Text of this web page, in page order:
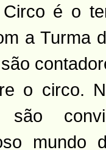
Circo é o
a Turma
o circo.
são
mundo